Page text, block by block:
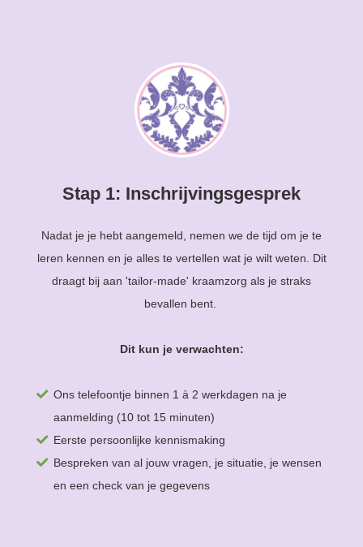
Stap 1: Inschrijvingsgesprek
Nadat je je hebt aangemeld, nemen we de tijd om je te
leren kennen en je alles te vertellen wat je wilt weten. Dit
draagt bij aan 'tailor-made' kraamzorg als je straks
bevallen bent.
Dit kun je verwachten:
Ons telefoontje binnen 1 à 2 werkdagen na je
aanmelding (10 tot 15 minuten)
Eerste persoonlijke kennismaking
Bespreken van al jouw vragen, je situatie, je wensen
en een check van je gegevens